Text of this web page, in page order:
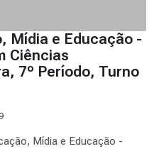
Mídia e Educação -
Ciências
7º Período, Turno
Mídia e Educação -